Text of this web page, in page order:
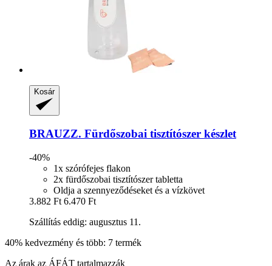
Kosár
BRAUZZ. Fürdőszobai tisztítószer készlet
-40%
1x szórófejes flakon
2x fürdőszobai tisztítószer tabletta
Oldja a szennyeződéseket és a vízkövet
3.882 Ft 6.470 Ft
Szállítás eddig: augusztus 11.
40% kedvezmény és több: 7 termék
Az árak az ÁFÁT tartalmazzák